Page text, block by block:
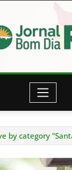
by category